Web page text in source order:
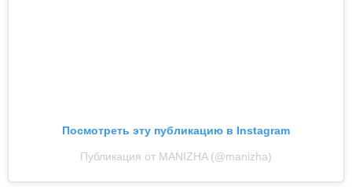
Посмотреть эту публикацию в Instagram
Публикация от MANIZHA (@manizha)